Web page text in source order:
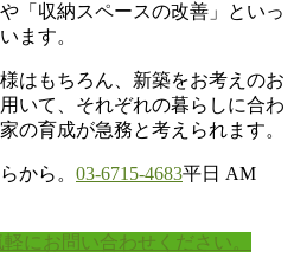
「収納スペースの改善」といっ
ます。
はもちろん、新築をお考えのお
いて、それぞれの暮らしに合わ
の育成が急務と考えられます。
から。 03-6715-4683平日 AM
軽にお問い合わせください。